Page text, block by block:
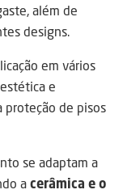
além de
designs.
em vários
e
proteção de pisos
se adaptam a
acerâmica e o